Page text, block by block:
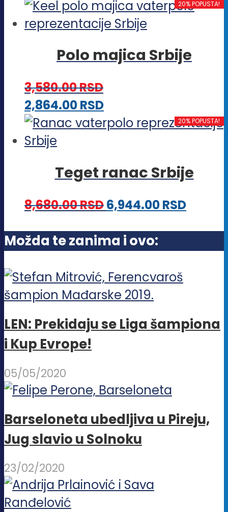
biti
izabrane
na
stranici
proizvod
ima
varijanti.
mogu
biti
izabrane
stranici
proizvoda.
20% POPUSTA!
Polo majica Srbije
3,580.00RSD
2,864.00RSDOvaj
proizvod
varijanti.
mogu
biti
izabrane
stranici
proizvoda.
20% POPUSTA!
Teget ranac Srbije
8,680.00RSD6,944.00RSD
Možda te zanima i ovo:
LEN: Prekidaju se Liga šampiona
i Kup Evrope!
05/05/2020
Barseloneta ubedljiva u Pireju,
Jug slavio u Solnoku
23/02/2020